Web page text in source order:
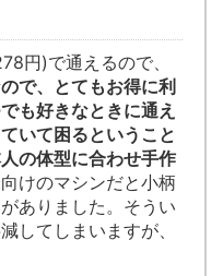
円)で通えるので、
で、とてもお得に利
も好きなときに通え
いて困るということ
の体型に合わせ手作
けのマシンだと小柄
ありました。そうい
してしまいますが、